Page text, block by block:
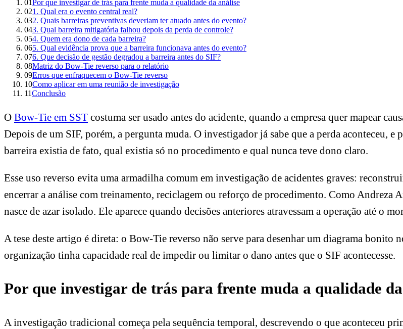
01Por que investigar de trás para frente muda a qualidade da análise
021. Qual era o evento central real?
032. Quais barreiras preventivas deveriam ter atuado antes do evento?
043. Qual barreira mitigatória falhou depois da perda de controle?
054. Quem era dono de cada barreira?
065. Qual evidência prova que a barreira funcionava antes do evento?
076. Que decisão de gestão degradou a barreira antes do SIF?
08Matriz do Bow-Tie reverso para o relatório
09Erros que enfraquecem o Bow-Tie reverso
10Como aplicar em uma reunião de investigação
11Conclusão
O Bow-Tie em SST costuma ser usado antes do acidente, quando a empresa quer mapear
Depois de um SIF, porém, a pergunta muda. O investigador já sabe que a perda aconteceu,
barreira existia de fato, qual existia só no procedimento e qual nunca teve dono claro.
Esse uso reverso evita uma armadilha comum em investigação de acidentes graves:
encerrar a análise com treinamento, reciclagem ou reforço de procedimento. Como Andreza
nasce de azar isolado. Ele aparece quando decisões anteriores atravessam a operação até o
A tese deste artigo é direta: o Bow-Tie reverso não serve para desenhar um diagrama bonito
organização tinha capacidade real de impedir ou limitar o dano antes que o SIF acontecesse.
Por que investigar de trás para frente muda a qualidade
A investigação tradicional começa pela sequência temporal, descrevendo o que aconteceu